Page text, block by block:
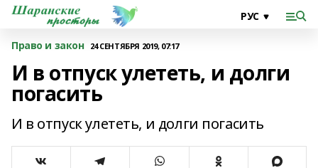
Право и закон 24 СЕНТЯБРЯ 2019, 07:17
И в отпуск улететь, и долги
погасить
И в отпуск улететь, и долги погасить